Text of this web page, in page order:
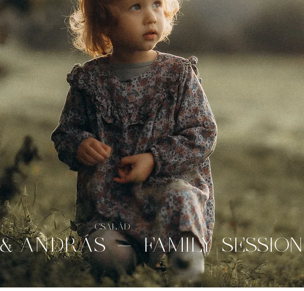
CSALÁD
ANDRÁS - FAMILY SESSION